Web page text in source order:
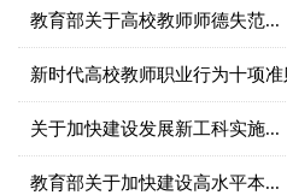
教育部关于高校教师师德失范...
新时代高校教师职业行为十项准
关于加快建设发展新工科实施...
教育部关于加快建设高水平本...